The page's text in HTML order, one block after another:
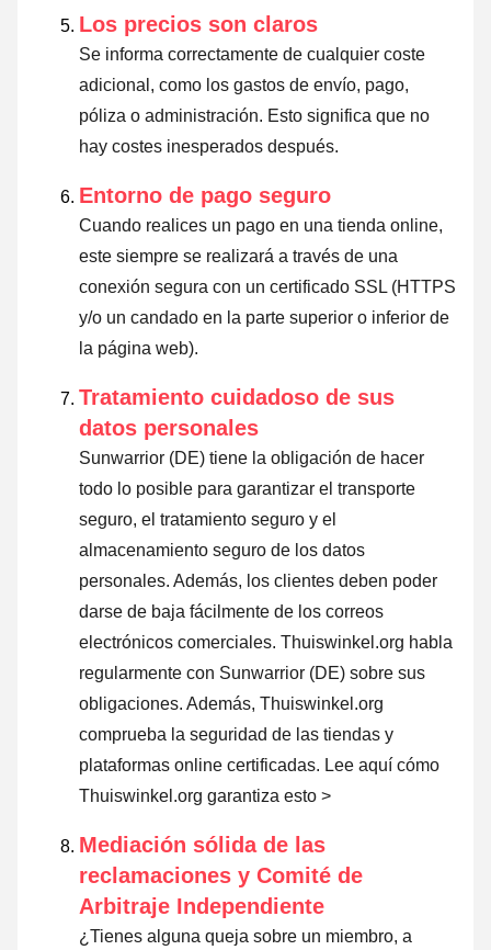
Los precios son claros
Se informa correctamente de cualquier coste
adicional, como los gastos de envío, pago,
póliza o administración. Esto significa que no
hay costes inesperados después.
Entorno de pago seguro
Cuando realices un pago en una tienda online,
este siempre se realizará a través de una
conexión segura con un certificado SSL (HTTPS
y/o un candado en la parte superior o inferior de
la página web).
Tratamiento cuidadoso de sus
datos personales
Sunwarrior (DE) tiene la obligación de hacer
todo lo posible para garantizar el transporte
seguro, el tratamiento seguro y el
almacenamiento seguro de los datos
personales. Además, los clientes deben poder
darse de baja fácilmente de los correos
electrónicos comerciales. Thuiswinkel.org habla
regularmente con Sunwarrior (DE) sobre sus
obligaciones. Además, Thuiswinkel.org
comprueba la seguridad de las tiendas y
plataformas online certificadas. Lee aquí cómo
Thuiswinkel.org garantiza esto >
Mediación sólida de las
reclamaciones y Comité de
Arbitraje Independiente
¿Tienes alguna queja sobre un miembro, a